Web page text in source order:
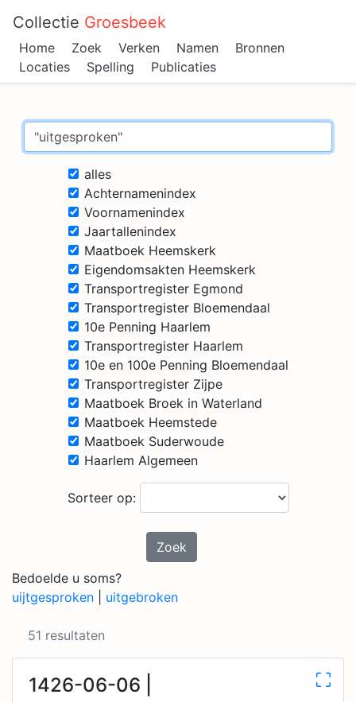
Collectie Groesbeek
Home Zoek Verken Namen
Bronnen
Locaties
Spelling Publicaties
alles
Achternamenindex
Voornamenindex
Jaartallenindex
Maatboek Heemskerk
Eigendomsakten Heemskerk
Transportregister Egmond
Transportregister Bloemendaal
10e Penning Haarlem
Transportregister Haarlem
10e en 100e Penning Bloemendaal
Transportregister Zijpe
Maatboek Broek in Waterland
Maatboek Heemstede
Maatboek Suderwoude
Haarlem Algemeen
Sorteer op:
Zoek
Bedoelde u soms?
uijtgesproken
uitgebroken
51 resultaten
1426-06-06 |